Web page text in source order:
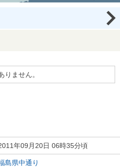
りません。
年09月20日 06時35分頃
島県中通り